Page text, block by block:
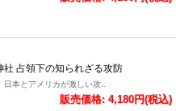
社 占領下の知られざる攻防
本とアメリカが激しい攻..
販売価格: 4,180円(税込)